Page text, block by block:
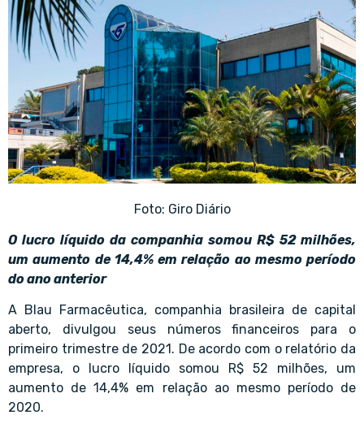
Foto: Giro Diário
O lucro líquido da companhia somou R$ 52 milhões,
um aumento de 14,4% em relação ao mesmo período
do ano anterior
A Blau Farmacêutica, companhia brasileira de capital
aberto, divulgou seus números financeiros para o
primeiro trimestre de 2021. De acordo com o relatório da
empresa, o lucro líquido somou R$ 52 milhões, um
aumento de 14,4% em relação ao mesmo período de
2020.